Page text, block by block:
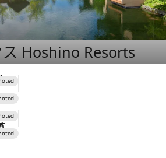
Hoshino Resorts